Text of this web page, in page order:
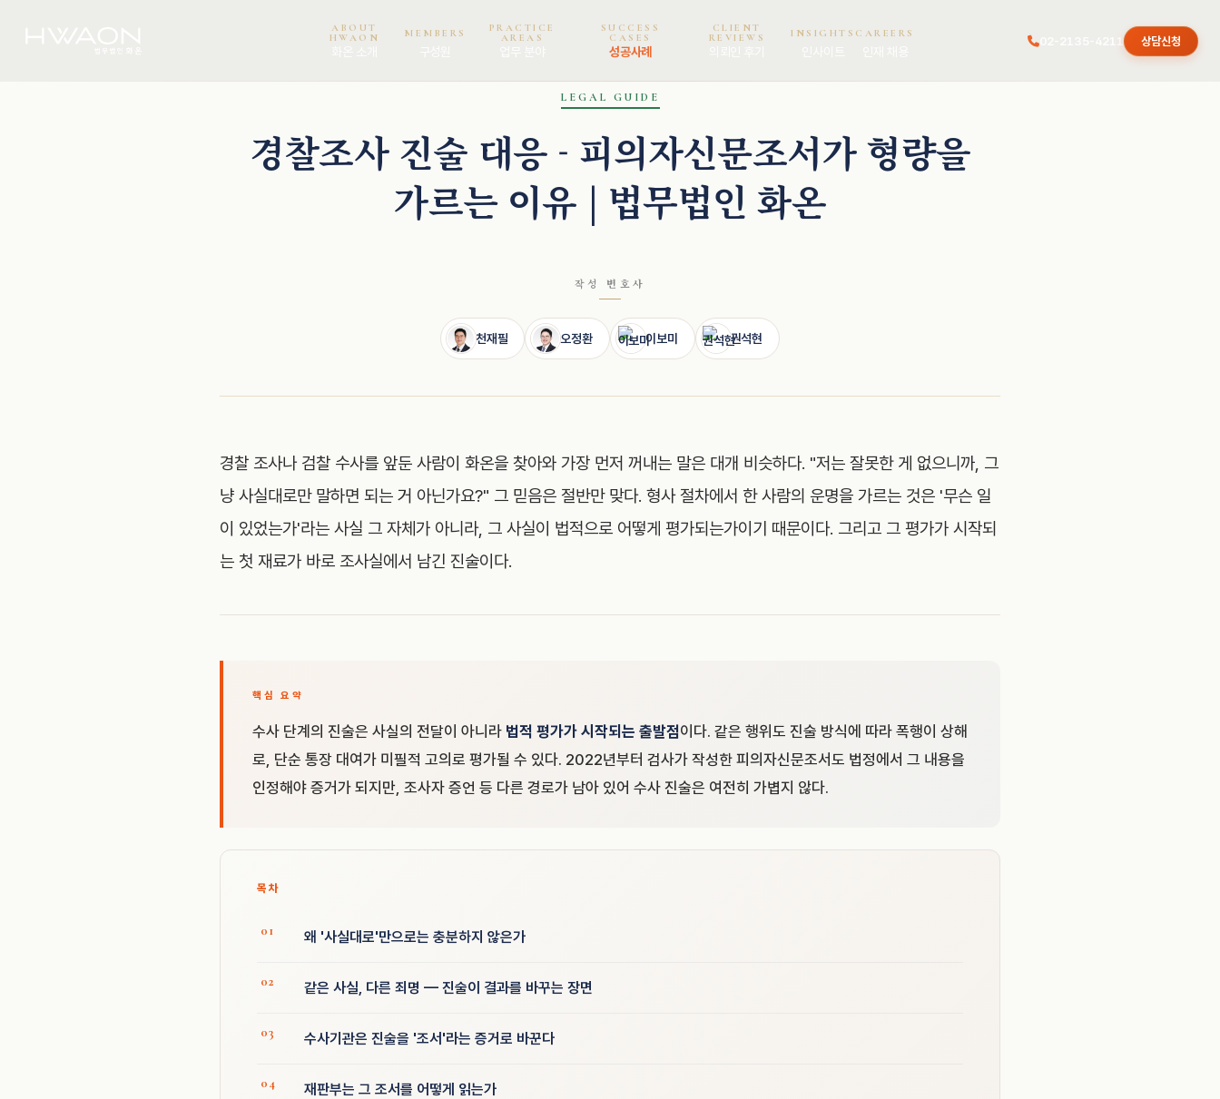
ABOUT
HWAON
MEMBERS
PRACTICE
AREAS
SUCCESS
CASES
성공사례
CLIENT
REVIEWS
INSIGHTS CAREERS
02-2135-4211 상담신청
LEGAL GUIDE
경찰조사 진술 대응 - 피의자신문조서가 형량을
가르는 이유 | 법무법인 화온
작성 변호사
천재필 오정환 이보미 권석현
경찰 조사나 검찰 수사를 앞둔 사람이 화온을 찾아와 가장 먼저 꺼내는 말은 대개 비슷하다. "저는 잘못한 게 없으니까, 그
냥 사실대로만 말하면 되는 거 아닌가요?" 그 믿음은 절반만 맞다. 형사 절차에서 한 사람의 운명을 가르는 것은 '무슨 일
이 있었는가'라는 사실 그 자체가 아니라, 그 사실이 법적으로 어떻게 평가되는가이기 때문이다. 그리고 그 평가가 시작되
는 첫 재료가 바로 조사실에서 남긴 진술이다.
핵심 요약
수사 단계의 진술은 사실의 전달이 아니라 법적 평가가 시작되는 출발점이다. 같은 행위도 진술 방식에 따라 폭행이 상해
로, 단순 통장 대여가 미필적 고의로 평가될 수 있다. 2022년부터 검사가 작성한 피의자신문조서도 법정에서 그 내용을
인정해야 증거가 되지만, 조사자 증언 등 다른 경로가 남아 있어 수사 진술은 여전히 가볍지 않다.
목차
왜 '사실대로'만으로는 충분하지 않은가
같은 사실, 다른 죄명 — 진술이 결과를 바꾸는 장면
수사기관은 진술을 '조서'라는 증거로 바꾼다
재판부는 그 조서를 어떻게 읽는가